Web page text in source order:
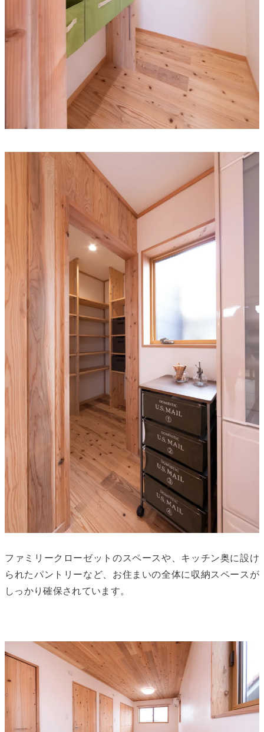
ファミリークローゼットのスペースや、キッチン奥に設け
られたパントリーなど、お住まいの全体に収納スペースが
しっかり確保されています。